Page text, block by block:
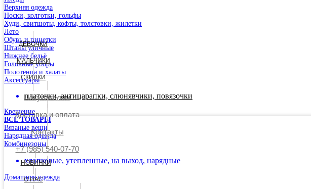
ДЕВОЧКИ
МАЛЬЧИКИ
СКИДКИ
Покупателям
Доставка и оплата
Контакты
+7 (985) 540-07-70
НОВИНКИ
О НАС
Верхняя одежда
Носки, колготки, гольфы
Худи, свитшоты, кофты, толстовки, жилетки
Лето
Обувь и пинетки
Штаны уличные
Нижнее бельё
Головные уборы
Полотенца и халаты
Аксессуары
платочки, антицарапки, слюнявчики, повязочки
Крещение
ВСЕ ТОВАРЫ
Вязаные вещи
Нарядная одежда
Комбинезоны
хлопковые, утепленные, на выход, нарядные
Домашняя одежда